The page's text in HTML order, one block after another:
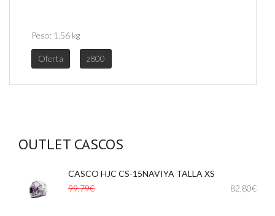
Peso: 1.56 kg
Oferta z800
OUTLET CASCOS
CASCO HJC CS-15NAVIYA TALLA XS
99,79€
82,80€